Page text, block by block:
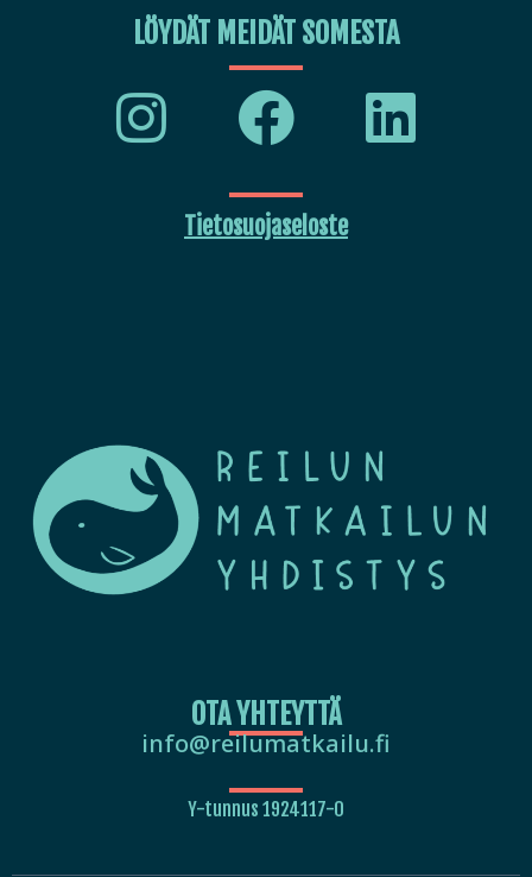
LÖYDÄT MEIDÄT SOMESTA
Tietosuojaseloste
OTA YHTEYTTÄ
info@reilumatkailu.fi
Y-tunnus 1924117-0